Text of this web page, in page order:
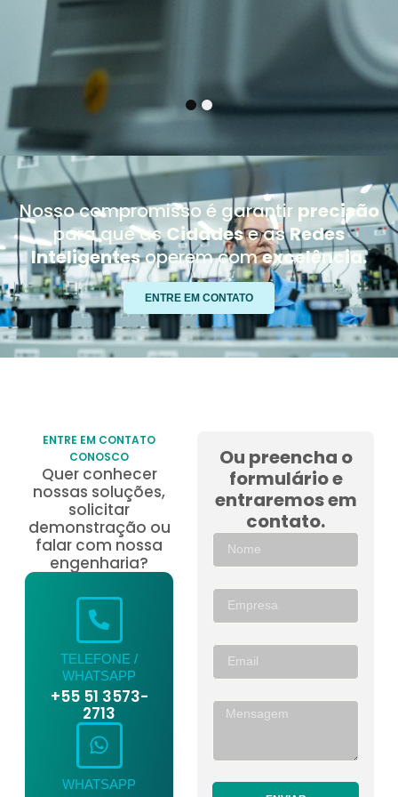
1 2
Nosso compromisso é garantir precisão
para que asCidadese asRedes
Inteligentesoperem comexcelência.
ENTRE EM CONTATO
ENTRE EM CONTATO
CONOSCO
Quer conhecer
nossas soluções,
solicitar
demonstração ou
falar com nossa
engenharia?
TELEFONE /
WHATSAPP
+55 51 3573-
2713
WHATSAPP
Ou preencha o
formulário e
entraremos em
contato.